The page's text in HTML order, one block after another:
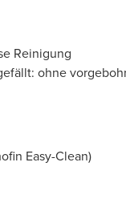
Reinigung
ohne
Easy-Clean)